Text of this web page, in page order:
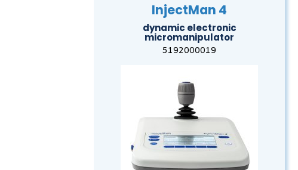
InjectMan 4
dynamic electronic
micromanipulator
5192000019